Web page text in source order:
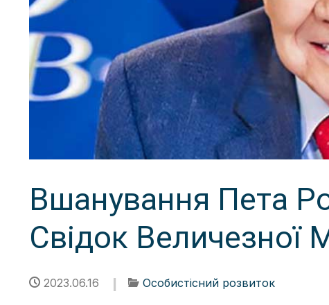
Вшанування Пета
Свідок Величезної
2023.06.16 Особистісний розвиток